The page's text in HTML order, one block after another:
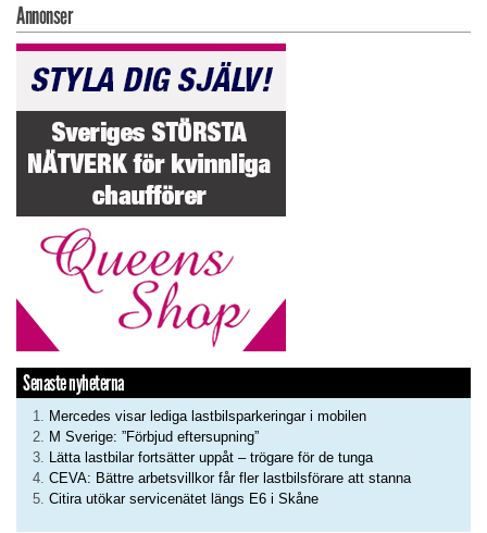
Annonser
Senaste nyheterna
Mercedes visar lediga lastbilsparkeringar i mobilen
M Sverige: ”Förbjud eftersupning”
Lätta lastbilar fortsätter uppåt – trögare för de tunga
CEVA: Bättre arbetsvillkor får fler lastbilsförare att stanna
Citira utökar servicenätet längs E6 i Skåne